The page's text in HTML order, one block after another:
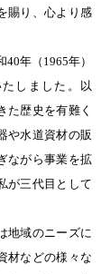
賜り、心より感
年（1965年）
しました。以
た歴史を有難く
や水道資材の販
ながら事業を拡
が三代目として
地域のニーズに
材などの様々な